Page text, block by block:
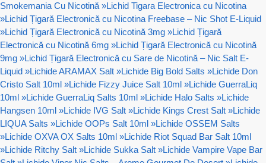
Smokemania Cu Nicotină »Lichid Tigara Electronica cu Nicotina
»Lichid Țigară Electronică cu Nicotina Freebase – Nic Shot E-Liquid
»Lichid Țigară Electronică cu Nicotină 3mg »Lichid Țigară
Electronică cu Nicotină 6mg »Lichid Țigară Electronică cu Nicotină
9mg »Lichid Țigară Electronică cu Sare de Nicotină – Nic Salt E-
Liquid »Lichide ARAMAX Salt »Lichide Big Bold Salts »Lichide Don
Cristo Salt 10ml »Lichide Fizzy Juice Salt 10ml »Lichide GuerraLiq
10ml »Lichide GuerraLiq Salts 10ml »Lichide Halo Salts »Lichide
Hangsen 10ml »Lichide IVG Salt »Lichide Kings Crest Salt »Lichide
LIQUA Salts »Lichide OOPs Salt 10ml »Lichide OSSEM Salts
»Lichide OXVA OX Salts 10ml »Lichide Riot Squad Bar Salt 10ml
»Lichide Ritchy Salt »Lichide Sukka Salt »Lichide Vampire Vape Bar